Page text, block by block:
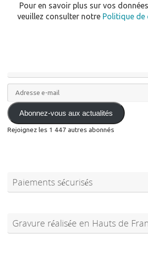
Pour en savoir plus sur vos
veuillez consulter notre Politique
Adresse
e-
mail Abonnez-vous aux actualités
Rejoignez les 1 447 autres abonnés
Paiements sécurisés
Gravure réalisée en Hauts de